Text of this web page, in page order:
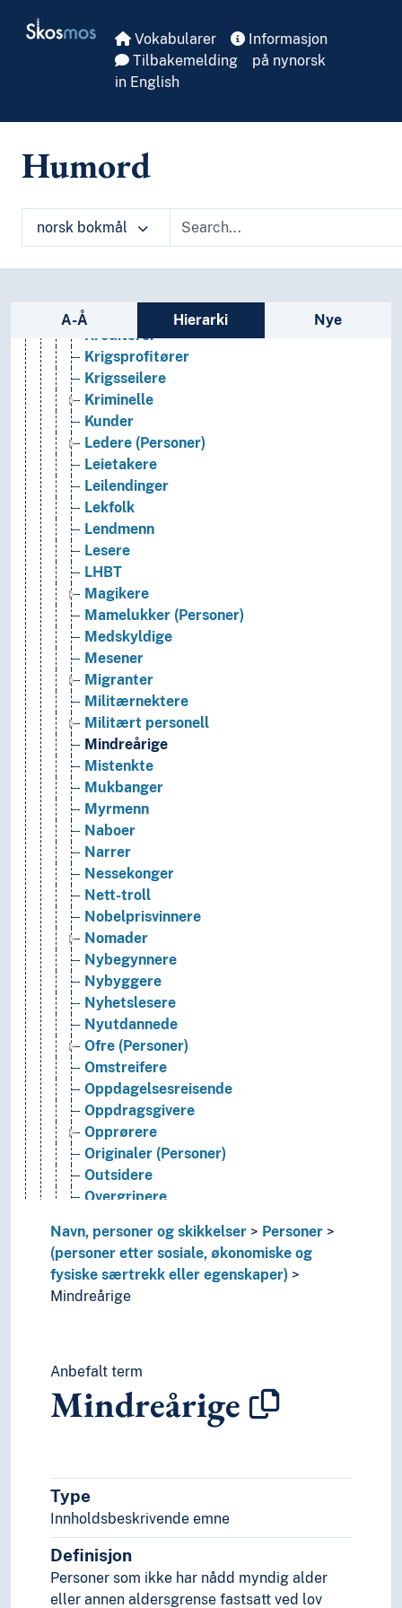
Skosmos Vokabularer
Informasjon
Tilbakemelding
på nynorsk
in English
Humord
norsk bokmål
Sidefelt: navigér i vokabularet på ulike
A-Å Hierarki Nye
Interessenter
Interseksuelle personer
Investorer
Kapitalister
Klassekamerater
Koblersker
Kolleger
Kolonister
Konfirmanter
Konkubiner
Kreditorer
Krigsprofitører
Krigsseilere
Kriminelle
Kunder
Ledere (Personer)
Leietakere
Leilendinger
Lekfolk
Lendmenn
Lesere
LHBT
Magikere
Mamelukker (Personer)
Medskyldige
Mesener
Migranter
Militærnektere
Militært personell
Mindreårige
Mistenkte
Mukbanger
Myrmenn
Naboer
Narrer
Nessekonger
Nett-troll
Nobelprisvinnere
Nomader
Nybegynnere
Nybyggere
Nyhetslesere
Nyutdannede
Ofre (Personer)
Omstreifere
Oppdagelsesreisende
Oppdragsgivere
Opprørere
Originaler (Personer)
Outsidere
Overgripere
Overvektige personer
Pariaer
Pasienter
Passasjerer
Pensjonister
Plebeiere
Prestekoner
Prosumenter
Psykisk syke
Punkere
Pårørende
Rapsoder
Rasister
Navn, personer og skikkelser
Personer
(personer etter sosiale, økonomiske og
fysiske særtrekk eller egenskaper)
Mindreårige
Anbefalt term
Mindreårige
Type
Innholdsbeskrivende emne
Definisjon
Personer som ikke har nådd myndig alder
eller annen aldersgrense fastsatt ved lov